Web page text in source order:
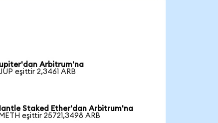
Arbitrum'na
eşittir 2,3461 ARB
Staked Ether'dan Arbitrum'na
eşittir 25721,3498 ARB